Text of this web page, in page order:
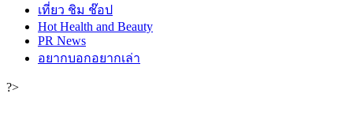
เที่ยว ชิม ช๊อป
Hot Health and Beauty
PR News
อยากบอกอยากเล่า
?>